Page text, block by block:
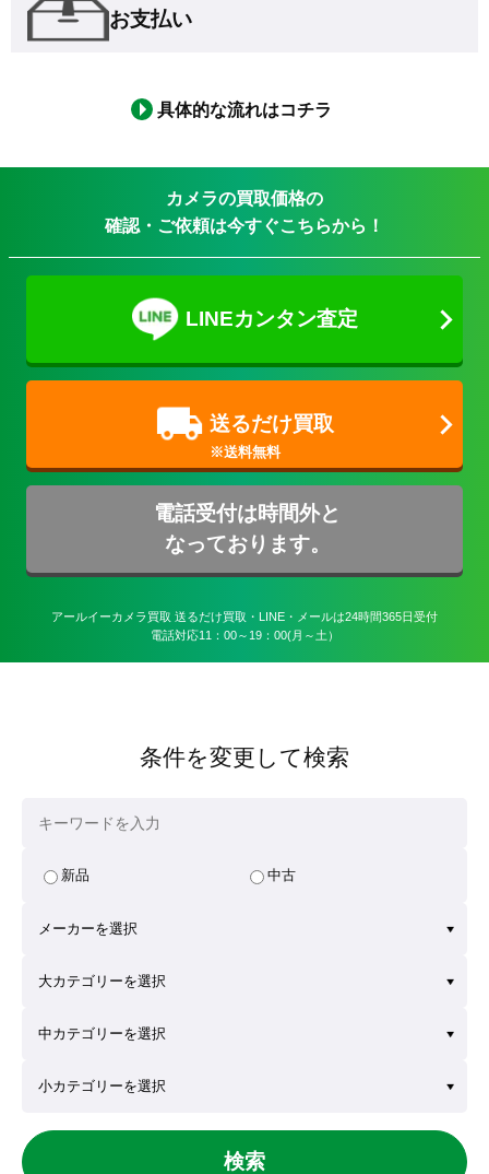
お支払い
具体的な流れはコチラ
カメラの買取価格の
確認・ご依頼は今すぐこちらから！
LINEカンタン査定
送るだけ買取
電話受付は時間外と
なっております。
アールイーカメラ買取 送るだけ買取・LINE・メールは24時間365日受付
電話対応11：00～19：00(月～土）
条件を変更して検索
新品 中古
検索